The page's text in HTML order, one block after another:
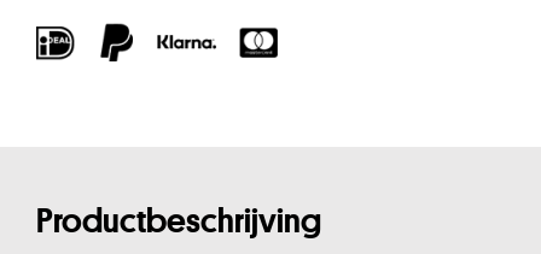
Productbeschrijving